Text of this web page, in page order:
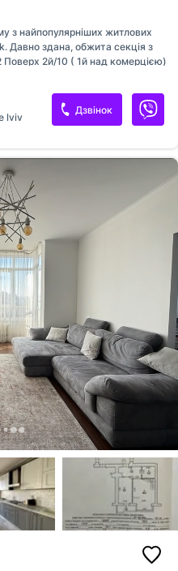
з найпопулярніших житлових
Давно здана, обжита секція з
2й/10 ( 1й над комерцією)
кімнати вже з стяжкою,
Rehau Максимально
спортзал, басейн, аптеки, школи,
Навпроти - ТЦ Спартак
За детальною інформацією
lviv
Дзвінок